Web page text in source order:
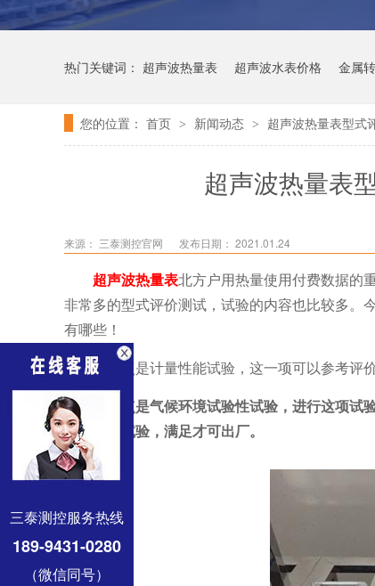
热门关键词： 超声波热量表 超声波水表价格 金属
您的位置： 首页 > 新闻动态 > 超声波热量表型式
超声波热量表
来源： 三泰测控官网 发布日期： 2021.01.24
超声波热量表北方户用热量使用付费数据的
非常多的型式评价测试，试验的内容也比较多。
有哪些！
第一点是计量性能试验，这一项可以参考评
第二点是气候环境试验性试验，进行这项
计量性能试验，满足才可出厂。
三泰测控服务热线
189-9431-0280
（微信同号）